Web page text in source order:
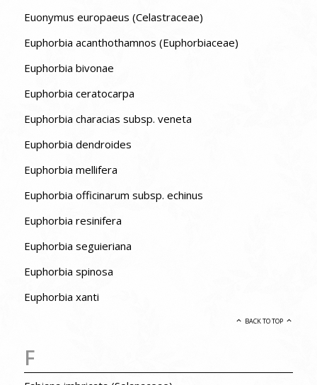
Euonymus europaeus (Celastraceae)
Euphorbia acanthothamnos (Euphorbiaceae)
Euphorbia bivonae
Euphorbia ceratocarpa
Euphorbia characias subsp. veneta
Euphorbia dendroides
Euphorbia mellifera
Euphorbia officinarum subsp. echinus
Euphorbia resinifera
Euphorbia seguieriana
Euphorbia spinosa
Euphorbia xanti
BACK TO TOP
F